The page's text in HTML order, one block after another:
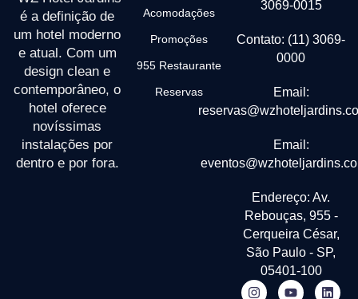
é a definição de
um hotel moderno
e atual. Com um
design clean e
contemporâneo, o
hotel oferece
novíssimas
instalações por
dentro e por fora.
Acomodações
Promoções
955 Restaurante
Reservas
3069-0015
Contato: (11) 3069-
0000
Email:
Email:
Endereço: Av.
Rebouças, 955 -
Cerqueira César,
São Paulo - SP,
05401-100